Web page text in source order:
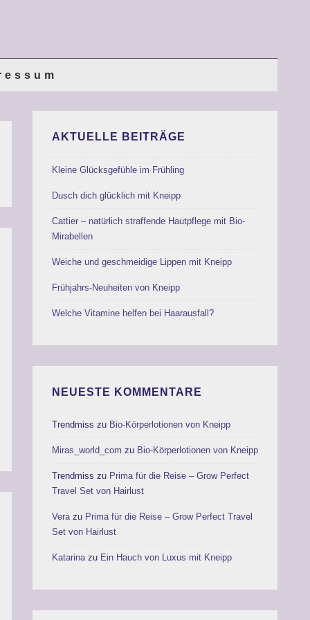
AKTUELLE BEITRÄGE
Kleine Glücksgefühle im Frühling
Dusch dich glücklich mit Kneipp
Cattier – natürlich straffende Hautpflege mit Bio-
Mirabellen
Weiche und geschmeidige Lippen mit Kneipp
Frühjahrs-Neuheiten von Kneipp
Welche Vitamine helfen bei Haarausfall?
NEUESTE KOMMENTARE
Trendmiss zu Bio-Körperlotionen von Kneipp
Miras_world_com zu Bio-Körperlotionen von Kneipp
Trendmiss zu Prima für die Reise – Grow Perfect
Travel Set von Hairlust
Verazu Prima für die Reise – Grow Perfect Travel
Set von Hairlust
Katarinazu Ein Hauch von Luxus mit Kneipp